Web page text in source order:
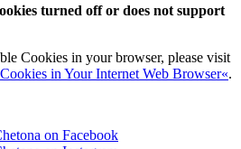
turned off or does not support
Cookies in your browser, please visit
in Your Internet Web Browser«.